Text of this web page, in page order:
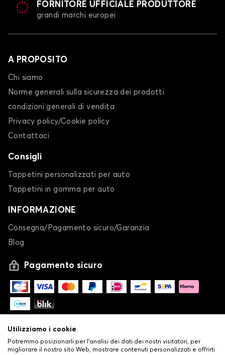
FORNITORE UFFICIALE PRODUTTORE
grandi marchi europei
A PROPOSITO
Chi siamo
Norme generali sulla sicurezza dei prodotti
condizioni generali di vendita
Privacy policy/Cookie policy
Contattaci
Consigli
Tappetini personalizzati per auto
Tappetini in gomma per auto
INFORMAZIONE
Consegna/Pagamento sicuro/Garanzia
Blog
Pagamento sicuro
Utilizziamo i cookie
Potremmo posizionarli per l'analisi dei dati dei nostri visitatori, per
migliorare il nostro sito Web, mostrare contenuti personalizzati e offrirti